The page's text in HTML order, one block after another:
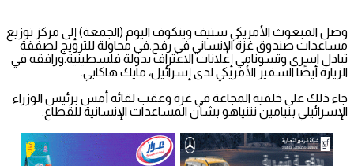
وصل المبعوث الأمريكي ستيف ويتكوف اليوم (الجمعة) إلى مركز توزيع
مساعدات صندوق غزة الإنساني في رفح.في محاولة للترويج لصفقة
تبادل اسرى وتسونامي إعلانات الاعتراف بدولة فلسطينية.ورافقه في
الزيارة أيضًا السفير الأمريكي لدى إسرائيل، مايك هاكابي.
جاء ذلك على خلفية المجاعة في غزة وعقب لقائه أمس برئيس الوزراء
الإسرائيلي بنيامين نتنياهو بشأن المساعدات الإنسانية للقطاع.